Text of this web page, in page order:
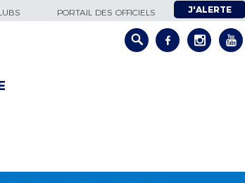
PORTAIL DES OFFICIELS J'ALERTE